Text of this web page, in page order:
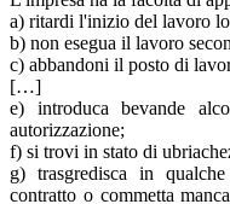
a) ritardi l'inizio del lavoro lo
b) non esegua il lavoro
c) abbandoni il posto di
[…]
e) introduca bevande
autorizzazione;
f) si trovi in stato di
g) trasgredisca in
contratto o commetta